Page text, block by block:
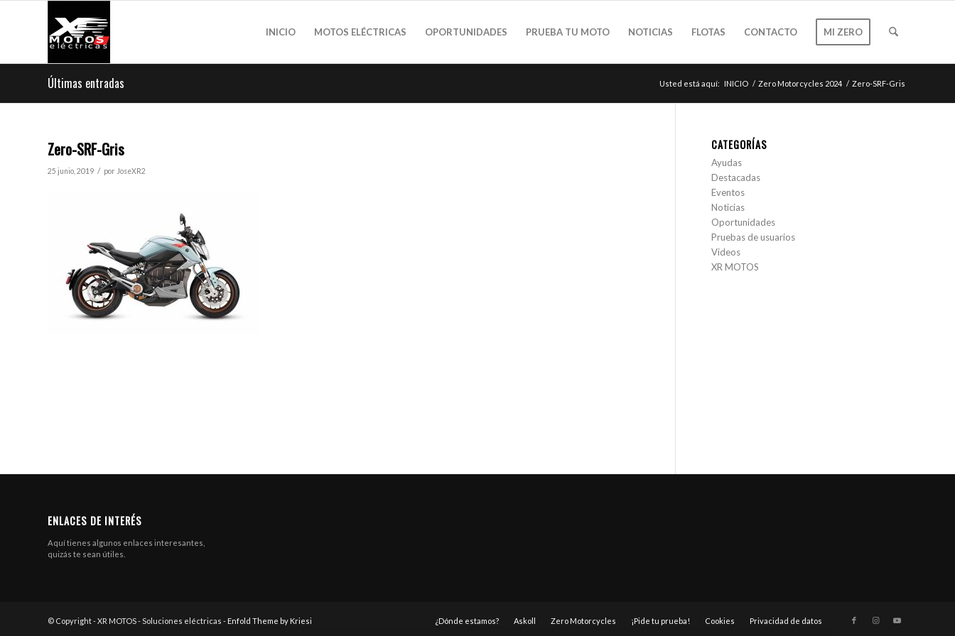
INICIO MOTOS ELÉCTRICAS OPORTUNIDADES PRUEBA TU MOTO NOTICIAS FLOTAS CONTACTO MI ZERO
Últimas entradas Usted está aquí: INICIO / Zero Motorcycles 2024 / Zero-SRF-Gris
Zero-SRF-Gris
25 junio, 2019 / por JoseXR2
CATEGORÍAS
Ayudas
Destacadas
Eventos
Noticias
Oportunidades
Pruebas de usuarios
Videos
XR MOTOS
ENLACES DE INTERÉS
Aquí tienes algunos enlaces interesantes,
quizás te sean útiles.
© Copyright - XR MOTOS - Soluciones eléctricas - Enfold Theme by Kriesi ¿Dónde estamos? Askoll Zero Motorcycles ¡Pide tu prueba! Cookies Privacidad de datos